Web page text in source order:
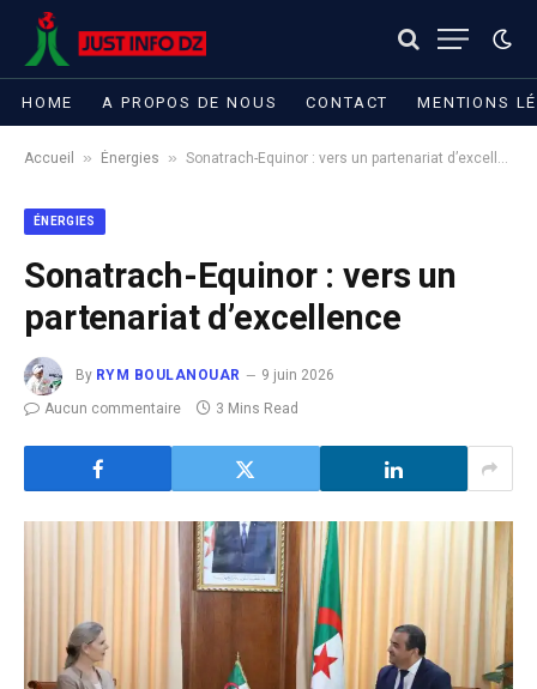
HOME A PROPOS DE NOUS CONTACT MENTIONS
Accueil » Énergies » Sonatrach-Equinor : vers un partenariat d’excellence
ÉNERGIES
Sonatrach-Equinor : vers un
partenariat d’excellence
By RYM BOULANOUAR
9 juin 2026
Aucun commentaire
3 Mins Read